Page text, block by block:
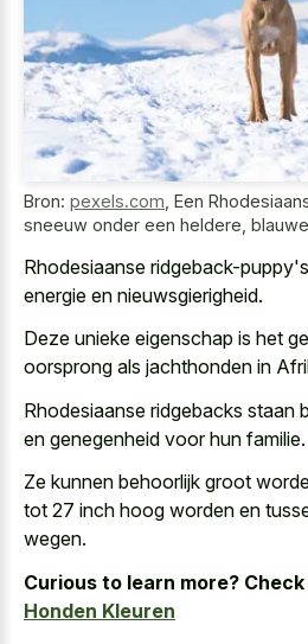
Bron: pexels.com Een
sneeuw onder een heldere,
Rhodesiaanse ridgeback-
energie en nieuwsgierigheid.
Deze unieke eigenschap is het
oorsprong als jachthonden in
Rhodesiaanse ridgebacks staan
en genegenheid voor hun familie.
Ze kunnen behoorlijk groot
tot 27 inch hoog worden en
wegen.
Curious to learn more?
Honden Kleuren